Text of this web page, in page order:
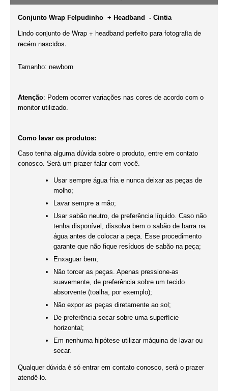
Conjunto Wrap Felpudinho + Headband - Cintia
Lindo conjunto de Wrap + headband perfeito para fotografia de
recém nascidos.
Tamanho: newborn
Atenção: Podem ocorrer variações nas cores de acordo com o
monitor utilizado.
Como lavar os produtos:
Caso tenha alguma dúvida sobre o produto, entre em contato
conosco. Será um prazer falar com você.
Usar sempre água fria e nunca deixar as peças de
molho;
Lavar sempre a mão;
Usar sabão neutro, de preferência líquido. Caso não
tenha disponível, dissolva bem o sabão de barra na
água antes de colocar a peça. Esse procedimento
garante que não fique resíduos de sabão na peça;
Enxaguar bem;
Não torcer as peças. Apenas pressione-as
suavemente, de preferência sobre um tecido
absorvente (toalha, por exemplo);
Não expor as peças diretamente ao sol;
De preferência secar sobre uma superfície
horizontal;
Em nenhuma hipótese utilizar máquina de lavar ou
secar.
Qualquer dúvida é só entrar em contato conosco, será o prazer
atendê-lo.